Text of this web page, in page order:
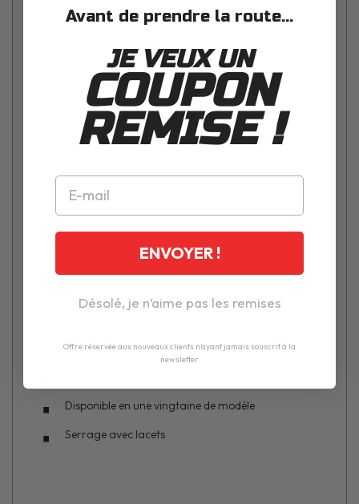
Flydanna Tank Flame Black
Le "Flydanna" de la marque américaine Zanheadgear est un
bandana moto mixte au look de biker confirmé.
Entièrement composé de coton, il couvre votre tête et affirme
votre style. Il s'adapte à toutes les têtes grâce à un serrage à
Il est décliné en une vingtaine de modèles qui satisferont tous
vous tiendra chaud en hiver et laissera passer l'air en été.
Disponible en une vingtaine de modèle
Serrage avec lacets
Avant de prendre la route...
JE VEUX UN
COUPON
REMISE !
ENVOYER !
Désolé, je n’aime pas les remises
Offre réservée aux nouveaux clients n'ayant jamais souscrit à la
newsletter